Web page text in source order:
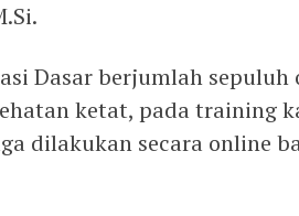
Dasar berjumlah sepuluh
ketat, pada training
dilakukan secara online